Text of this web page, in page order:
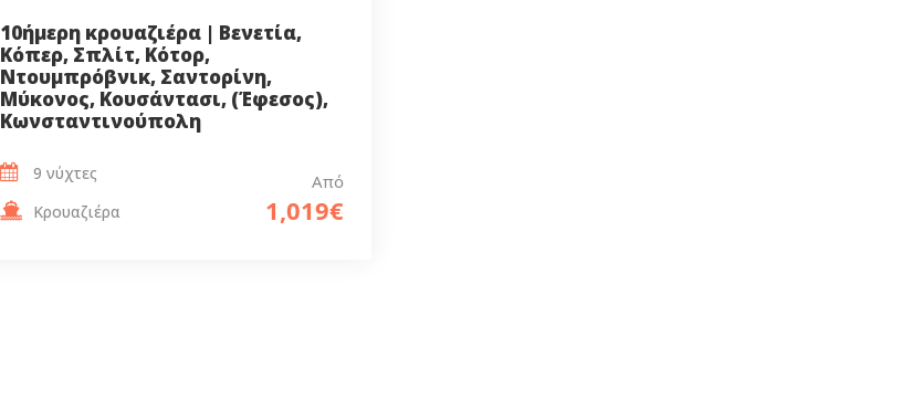
10ήμερη κρουαζιέρα | Βενετία,
Κόπερ, Σπλίτ, Κότορ,
Ντουμπρόβνικ, Σαντορίνη,
Μύκονος, Κουσάντασι, (Έφεσος),
Κωνσταντινούπολη
Από
1,019€
9 νύχτες
Κρουαζιέρα